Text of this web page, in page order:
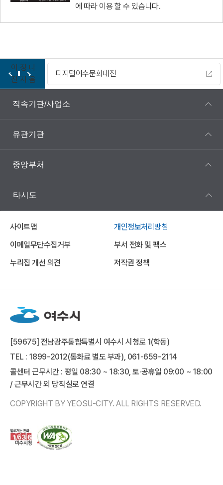
에 따라 이용 할 수 있습니다.
이
전
정
지
다
음
디지털여수문화대전
직속기관/사업소
유관기관
중앙부처
타시도
사이트맵
개인정보처리방침
이메일무단수집거부
부서 전화 및 팩스
누리집 개선 의견
저작권 정책
[59675] 전남광주통합특별시 여수시 시청로 1(학동)
TEL : 1899-2012(통화료 별도 부과), 061-659-2114
콜센터 근무시간 : 평일 08:30 ~ 18:30, 토·공휴일 09:00 ~ 18:00
/ 근무시간 외 당직실로 연결
COPYRIGHT BY YEOSU-CITY. ALL RIGHTS RESERVED.